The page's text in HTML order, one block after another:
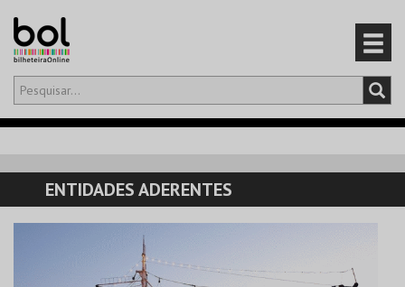
Olá,iniciar sessão
CARRINHO
EVENTOS
ENTIDADES ADERENTES